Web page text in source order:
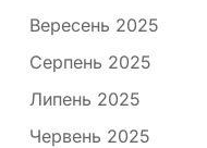
Вересень 2025
Серпень 2025
Липень 2025
Червень 2025